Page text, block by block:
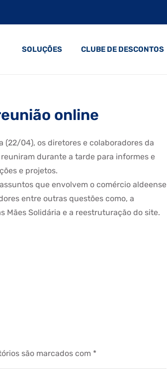
SOLUÇÕES CLUBE DE DESCONTOS
online
(22/04), os diretores e colaboradores da
reuniram durante a tarde para informes e
e projetos. ⠀⠀
que envolvem o comércio aldeense
entre outras questões como, a
Mães Solidária e a reestruturação do site.⠀
são marcados com *